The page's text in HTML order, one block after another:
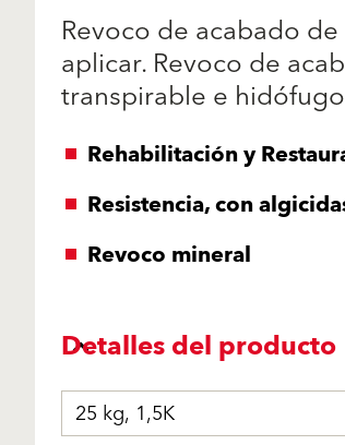
Revoco de acabado
aplicar. Revoco de
transpirable e
Rehabilitación y
Resistencia, con
Revoco mineral
Detalles del producto
25 kg, 1,5K